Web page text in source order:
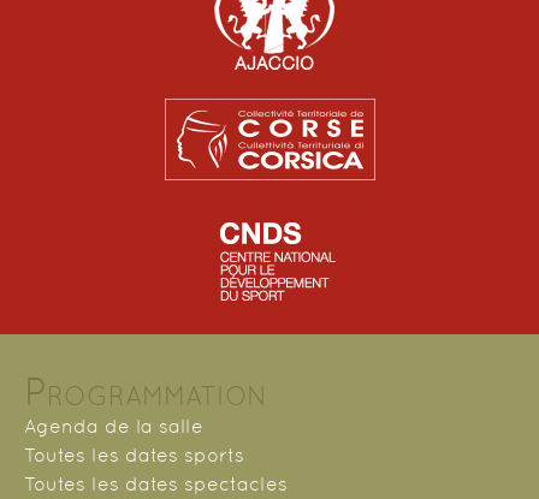
Programmation
Agenda de la salle
Toutes les dates sports
Toutes les dates spectacles